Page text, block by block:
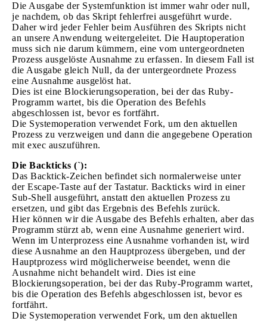
Die Ausgabe der Systemfunktion ist immer wahr oder null,
je nachdem, ob das Skript fehlerfrei ausgeführt wurde.
Daher wird jeder Fehler beim Ausführen des Skripts nicht
an unsere Anwendung weitergeleitet. Die Hauptoperation
muss sich nie darum kümmern, eine vom untergeordneten
Prozess ausgelöste Ausnahme zu erfassen. In diesem Fall ist
die Ausgabe gleich Null, da der untergeordnete Prozess
eine Ausnahme ausgelöst hat.
Dies ist eine Blockierungsoperation, bei der das Ruby-
Programm wartet, bis die Operation des Befehls
abgeschlossen ist, bevor es fortfährt.
Die Systemoperation verwendet Fork, um den aktuellen
Prozess zu verzweigen und dann die angegebene Operation
mit exec auszuführen.
Die Backticks (`):
Das Backtick-Zeichen befindet sich normalerweise unter
der Escape-Taste auf der Tastatur. Backticks wird in einer
Sub-Shell ausgeführt, anstatt den aktuellen Prozess zu
ersetzen, und gibt das Ergebnis des Befehls zurück.
Hier können wir die Ausgabe des Befehls erhalten, aber das
Programm stürzt ab, wenn eine Ausnahme generiert wird.
Wenn im Unterprozess eine Ausnahme vorhanden ist, wird
diese Ausnahme an den Hauptprozess übergeben, und der
Hauptprozess wird möglicherweise beendet, wenn die
Ausnahme nicht behandelt wird. Dies ist eine
Blockierungsoperation, bei der das Ruby-Programm wartet,
bis die Operation des Befehls abgeschlossen ist, bevor es
fortfährt.
Die Systemoperation verwendet Fork, um den aktuellen